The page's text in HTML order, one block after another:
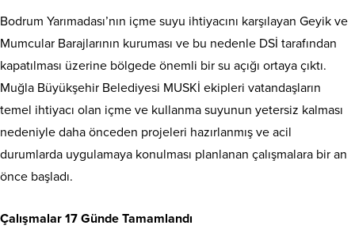
Bodrum Yarımadası’nın içme suyu ihtiyacını karşılayan Geyik ve
Mumcular Barajlarının kuruması ve bu nedenle DSİ tarafından
kapatılması üzerine bölgede önemli bir su açığı ortaya çıktı.
Muğla Büyükşehir Belediyesi MUSKİ ekipleri vatandaşların
temel ihtiyacı olan içme ve kullanma suyunun yetersiz kalması
nedeniyle daha önceden projeleri hazırlanmış ve acil
durumlarda uygulamaya konulması planlanan çalışmalara bir an
önce başladı.
Çalışmalar 17 Günde Tamamlandı